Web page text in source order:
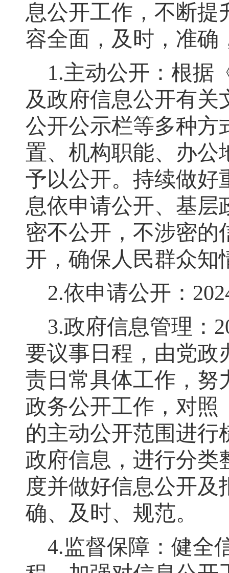
息公开工作 ， 不断提
容全面 ， 及时，准确
1.主动公开：根据
及政府信息公开有关
公开公示栏等多种方
置、机构职能、办公
予以公开。持续做好
息依申请公开、基层
密不公开，不涉密的
开 ， 确保人民群众知
2.依申请公开：
3.政府信息管理：
要议事日程 ， 由党政
责日常具体工作 ， 努
政务公开工作 ， 对照
的主动公开范围进行
政府信息 ， 进行分类
度并做好信息公开及
确、及时、规范。
4.监督保障：健全